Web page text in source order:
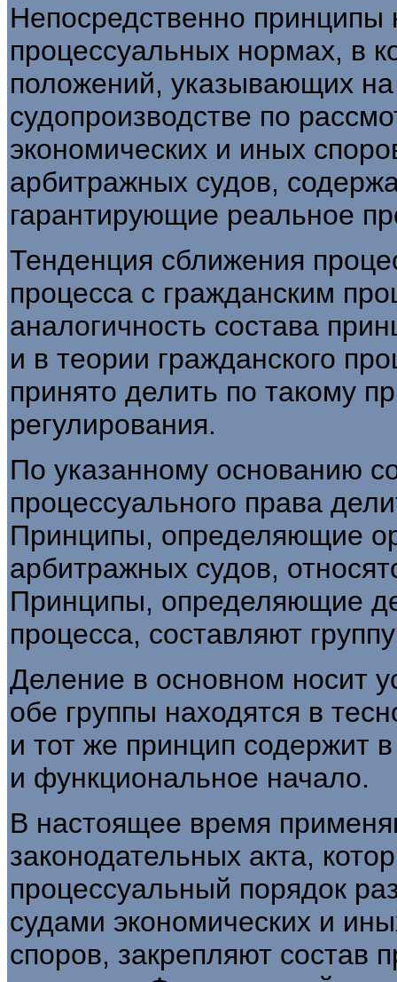
Непосредственно
процессуальных нормах, в
положений, указывающих
судопроизводстве по
экономических и иных
арбитражных судов,
гарантирующие реальное
Тенденция сближения
процесса с гражданским
аналогичность состава
и в теории гражданского
принято делить по такому
регулирования.
По указанному основанию
процессуального права
Принципы, определяющие
арбитражных судов,
Принципы, определяющие
процесса, составляют
Деление в основном носит
обе группы находятся в
и тот же принцип содержит
и функциональное начало.
В настоящее время
законодательных акта,
процессуальный порядок
судами экономических и
споров, закрепляют состав